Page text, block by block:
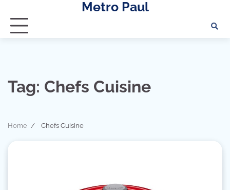
content
Metro Paul
Tag: Chefs Cuisine
Home Chefs Cuisine